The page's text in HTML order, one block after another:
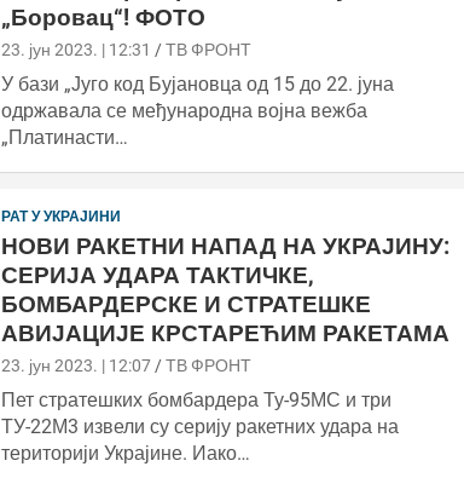
„Боровац“! ФОТО
23. јун 2023. | 12:31 ТВ ФРОНТ
У бази „Југо код Бујановца од 15 до 22. јуна
одржавала се међународна војна вежба
„Платинасти…
РАТ У УКРАЈИНИ
НОВИ РАКЕТНИ НАПАД НА УКРАЈИНУ:
СЕРИЈА УДАРА ТАКТИЧКЕ,
БОМБАРДЕРСКЕ И СТРАТЕШКЕ
АВИЈАЦИЈЕ КРСТАРЕЋИМ РАКЕТАМА
23. јун 2023. | 12:07 ТВ ФРОНТ
Пет стратешких бомбардера Ту-95МС и три
ТУ-22М3 извели су серију ракетних удара на
територији Украјине. Иако…